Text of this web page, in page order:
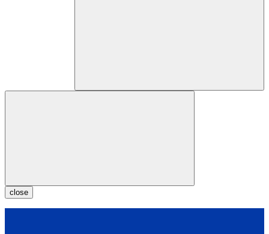
close